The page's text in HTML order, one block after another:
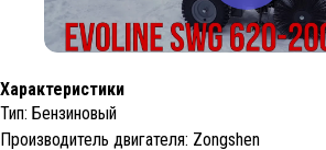
Характеристики
Тип: Бензиновый
Производитель двигателя: Zongshen